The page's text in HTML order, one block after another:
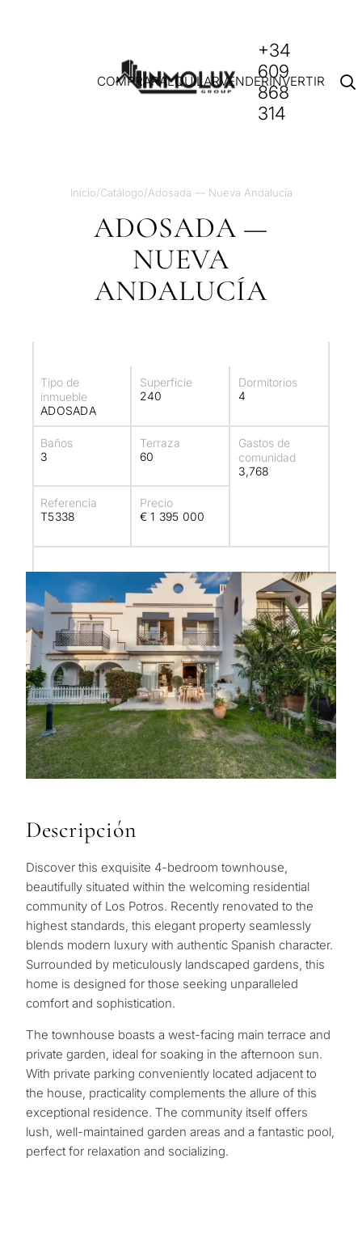
COMPRARALQUILARVENDERINVERTIR
+34
609
868
314
Inicio/Catálogo/Adosada — Nueva Andalucía
ADOSADA —
NUEVA
ANDALUCÍA
Tipo de
inmueble
ADOSADA
Superficie
240
Dormitorios
4
Baños
3
Terraza
60
Gastos de
comunidad
3,768
Referencia
T5338
Precio
€ 1 395 000
Descripción
Discover this exquisite 4-bedroom townhouse,
beautifully situated within the welcoming residential
community of Los Potros. Recently renovated to the
highest standards, this elegant property seamlessly
blends modern luxury with authentic Spanish character.
Surrounded by meticulously landscaped gardens, this
home is designed for those seeking unparalleled
comfort and sophistication.
The townhouse boasts a west-facing main terrace and
private garden, ideal for soaking in the afternoon sun.
With private parking conveniently located adjacent to
the house, practicality complements the allure of this
exceptional residence. The community itself offers
lush, well-maintained garden areas and a fantastic pool,
perfect for relaxation and socializing.